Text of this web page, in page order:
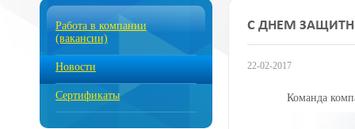
Работа в компании
(вакансии)
Новости
Сертификаты
С ДНЕМ
22-02-2017
Команда